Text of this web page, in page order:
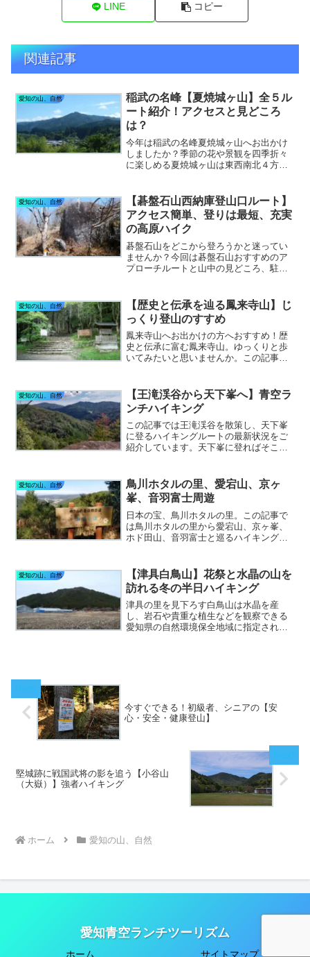
LINE コピー
関連記事
愛知の山、自然
稲武の名峰【夏焼城ヶ山】全５ル
ート紹介！アクセスと見どころ
は？
今年は稲武の名峰夏焼城ヶ山へお出かけ
しましたか？季節の花や景観を四季折々
に楽しめる夏焼城ヶ山は東西南北４方向
セスと見どころをたっぷりと紹介しま
す。
愛知の山、自然
【碁盤石山西納庫登山口ルート】
アクセス簡単、登りは最短、充実
の高原ハイク
碁盤石山をどこから登ろうかと迷ってい
ませんか？今回は碁盤石山おすすめのア
プローチルートと山中の見どころ、駐車
っきり楽しんでみましょう！
愛知の山、自然
【歴史と伝承を辿る鳳来寺山】じ
っくり登山のすすめ
鳳来寺山へお出かけの方へおすすめ！歴
史と伝承に富む鳳来寺山。ゆっくりと歩
いてみたいと思いませんか。この記事で
鳳来寺山の奥深さを堪能してみてはいか
がでしょう。
愛知の山、自然
【王滝渓谷から天下峯へ】青空ラ
ンチハイキング
この記事では王滝渓谷を散策し、天下峯
に登るハイキングルートの最新状況をご
紹介しています。天下峯に登ればそこは
めます。
愛知の山、自然
鳥川ホタルの里、愛宕山、京ヶ
峯、音羽富士周遊
日本の宝、鳥川ホタルの里。この記事で
は鳥川ホタルの里から愛宕山、京ヶ峯、
ホド田山、音羽富士と巡るハイキングコ
か。ちょっとワイルドな里山ハイキング
へご招待。
愛知の山、自然
【津具白鳥山】花祭と水晶の山を
訪れる冬の半日ハイキング
津具の里を見下ろす白鳥山は水晶を産
し、岩石や貴重な植生などを観察できる
愛知県の自然環境保全地域に指定されて
今すぐできる！初級者、シニアの【安
心・安全・健康登山】
堅城跡に戦国武将の影を追う【小谷山
（大嶽）】強者ハイキング
ホーム 愛知の山、自然
愛知青空ランチツーリズム
ホーム サイトマップ